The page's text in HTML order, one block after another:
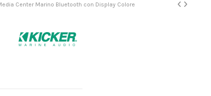
Center Marino Bluetooth con Display Colore